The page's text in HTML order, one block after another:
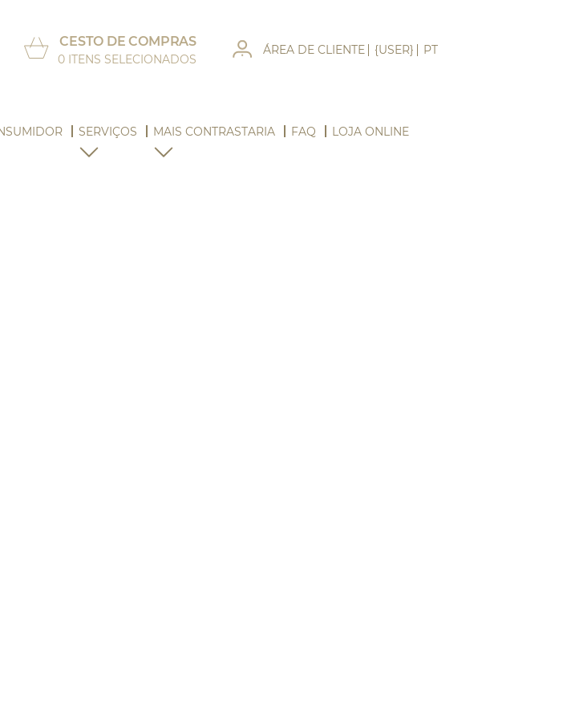
ÁREA DE CLIENTE {USER} PT
CESTO DE COMPRAS
0 ITENS SELECIONADOS
SERVIÇOS MAIS CONTRASTARIA FAQ LOJA ONLINE